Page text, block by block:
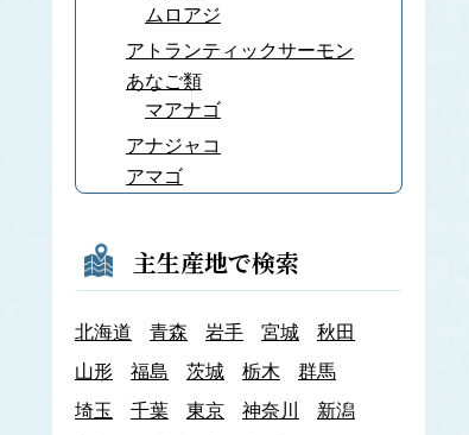
ムロアジ
アトランティックサーモン
あなご類
マアナゴ
アナジャコ
アマゴ
あみ類
アキアミ
アユ
アラメ
エゾアワビ
主生産地で検索
北海道 青森 岩手 宮城
秋田
山形
福島 茨城 栃木
群馬
埼玉
千葉 東京 神奈川
新潟